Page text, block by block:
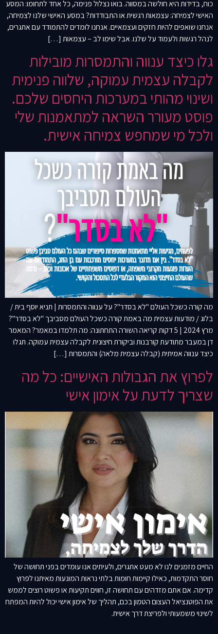
כוח, בדידות היא חולשה במסווה. בואו נצלול פנימה, כל אחד לתחומו: המסע
האישי לצמיחה: עצמאות רגשית או התבודדות? במסע האישי שלנו לצמיחה,
אנחנו שואפים להיות חזקים ועצמאיים. אנחנו לומדים להתמודד עם אתגרים,
לנהל רגשות ולעמוד על שלנו. אבל שימו לב – עצמאות […]
גלו כיצד ענווה והתמסרות מובילות
לקבלה עצמית עמוקה, שלווה פנימית
ושינוי מהותי במערכות היחסים שלכם.
פוסט מעורר השראה למתאמנות שלי
ולכל מי שמחפש צמיחה אישית.
מה קורה כשכל העולם "לא בסדר"? על ענווה והתמסרות | תניא יוסף בית /
בלוג / מודעות עצמית מה באמת קורה כשכל העולם מסביבך "לא בסדר"?
מרץ 2024 | 5 דקות קריאה השורה התחתונה: מה תלמדו במאמר? המאמר
דן במעבר מתודעת קורבנות וביקורת חיצונית לקבלה עצמית עמוקה. תגלו
כיצד ענווה אמיתית (קבלה עצמית מלאה) והתמסרות […]
לפרוץ את הגבולות האישיים: כל מה
שצריך לדעת על אימון אישי
החיים מזמנים לנו לא מעט אתגרים, ולעיתים אנו עומדים בפני תחושה של
חוסר התקדמות, כאילו קיימות חומות בלתי נראות המונעות מאיתנו לפרוץ
קדימה. אם אתם מזדהים עם תחושה זו, חווים תקיעות או פשוט רוצים לממש
את הפוטנציאל העצום הטמון בכם, תהליך של אימון אישי יכול להיות המפתח
לשינוי משמעותי ולפריצת דרך אישית.